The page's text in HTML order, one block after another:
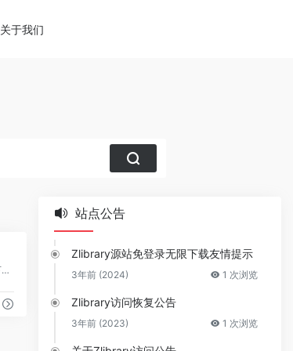
关于我们
提供中小学电子教材下载、加入公众号下载、有广告
站点公告
Zlibrary源站免登录无限下载友情提示
3年前 (2024) 1 次浏览
Zlibrary访问恢复公告
3年前 (2023) 1 次浏览